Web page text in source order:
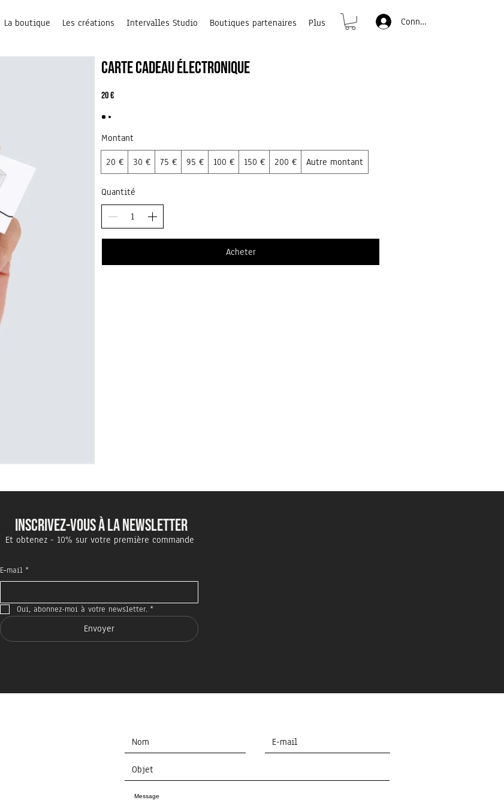
La boutique Les créations Intervalles Studio Boutiques partenaires Plus Connexion
Carte cadeau électronique
20 €
Montant
20 €
30 € 75 € 95 € 100 € 150 € 200 € Autre montant
Quantité
Acheter
INSCRIVEZ-VOUS À LA NEWSLETTER
Et obtenez - 10% sur votre première commande
E‑mail *
Oui, abonnez-moi à votre newsletter. *
Envoyer